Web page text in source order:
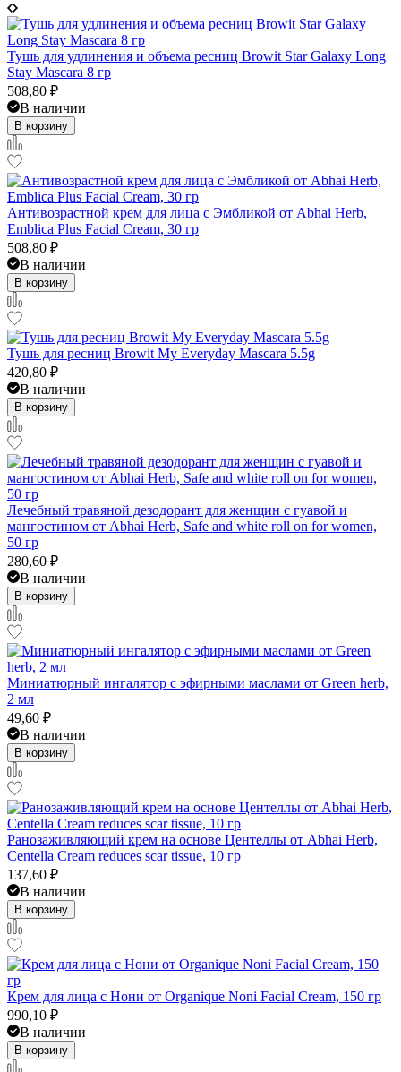
Тушь для удлинения и объема ресниц Browit Star Galaxy Long
Stay Mascara 8 гр
508,80 ₽
В наличии
В корзину
Антивозрастной крем для лица с Эмбликой от Abhai Herb,
Emblica Plus Facial Cream, 30 гр
508,80 ₽
В наличии
В корзину
Тушь для ресниц Browit My Everyday Mascara 5.5g
420,80 ₽
В наличии
В корзину
Лечебный травяной дезодорант для женщин с гуавой и
мангостином от Abhai Herb, Safe and white roll on for women,
50 гр
280,60 ₽
В наличии
В корзину
Миниатюрный ингалятор с эфирными маслами от Green herb,
2 мл
49,60 ₽
В наличии
В корзину
Ранозаживляющий крем на основе Центеллы от Abhai Herb,
Centella Cream reduces scar tissue, 10 гр
137,60 ₽
В наличии
В корзину
Крем для лица с Нони от Organique Noni Facial Cream, 150 гр
990,10 ₽
В наличии
В корзину